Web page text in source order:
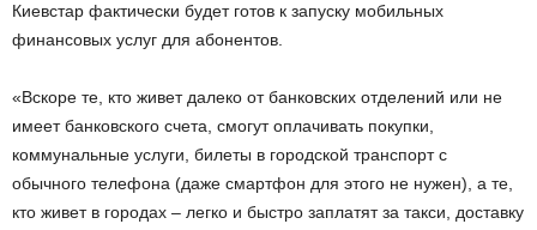
Киевстар фактически будет готов к запуску мобильных
финансовых услуг для абонентов.
«Вскоре те, кто живет далеко от банковских отделений или не
имеет банковского счета, смогут оплачивать покупки,
коммунальные услуги, билеты в городской транспорт с
обычного телефона (даже смартфон для этого не нужен), а те,
кто живет в городах – легко и быстро заплатят за такси, доставку